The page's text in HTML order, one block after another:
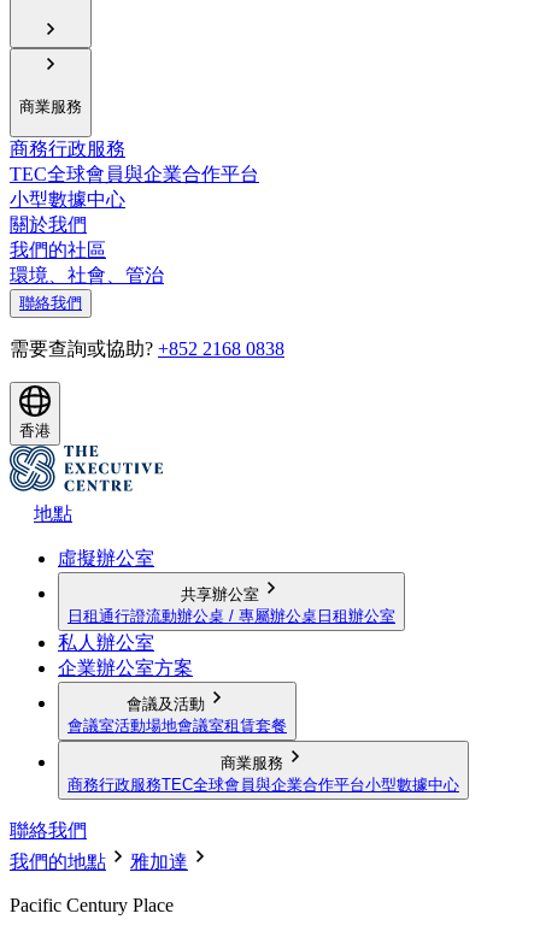
商業服務
商務行政服務
TEC全球會員與企業合作平台
小型數據中心
關於我們
我們的社區
環境、社會、管治
聯絡我們
需要查詢或協助? +852 2168 0838
香港
地點
虛擬辦公室
共享辦公室
日租通行證流動辦公桌 / 專屬辦公桌 日租辦公室
私人辦公室
企業辦公室方案
會議及活動
會議室活動場地會議室租賃套餐
商業服務
商務行政服務TEC全球會員與企業合作平台小型數據中心
聯絡我們
我們的地點
雅加達
Pacific Century Place